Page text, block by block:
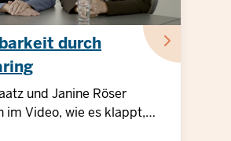
durch
und Janine Röser
im Video, wie es klappt,